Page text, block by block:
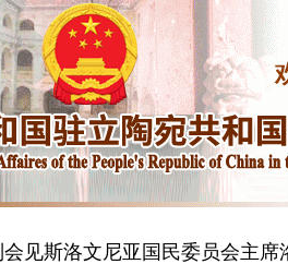
见斯洛文尼亚国民委员会主席